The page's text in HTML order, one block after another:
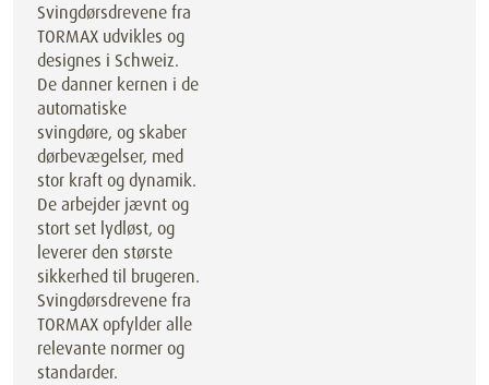
Svingdørsdrevene fra
TORMAX udvikles og
designes i Schweiz.
De danner kernen i de
automatiske
svingdøre, og skaber
dørbevægelser, med
stor kraft og dynamik.
De arbejder jævnt og
stort set lydløst, og
leverer den største
sikkerhed til brugeren.
Svingdørsdrevene fra
TORMAX opfylder alle
relevante normer og
standarder.